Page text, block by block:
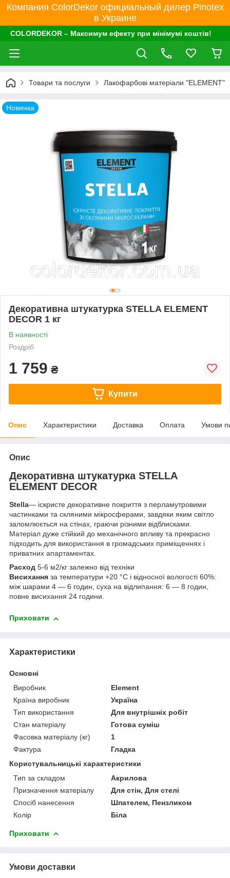
Компания ColorDekor официальный дилер Pinotex
в Украине
COLORDEKOR – Максимум ефекту при мінімумі коштів!
Товари та послуги Лакофарбові матеріали "ELEMENT"
Новинка
Декоративна штукатурка STELLA ELEMENT
DECOR 1 кг
В наявності
Роздріб
1 759 ₴
Купити
Опис Характеристики Доставка Оплата Умови
Опис
Декоративна штукатурка STELLA
ELEMENT DECOR
Stella— іскристе декоративне покриття з перламутровими
частинками та скляними мікросферами, завдяки яким світло
заломлюється на стінах, граючи різними відблисками.
Матеріал дуже стійкий до механічного впливу та прекрасно
підходить для використання в громадських приміщеннях і
приватних апартаментах.
Расход 5-6 м2/кг залежно від техніки
Висихання за температури +20 °C і відносної вологості 60%:
між шарами 4 — 6 годин, суха на відлипання: 6 — 8 годин,
повне висихання 24 години.
Приховати
Характеристики
Основні
Виробник
Element
Країна виробник
Україна
Тип використання
Для внутрішніх робіт
Стан матеріалу
Готова суміш
Фасовка матеріалу (кг)
1
Фактура
Гладка
Користувальницькі характеристики
Тип за складом
Акрилова
Призначення матеріалу
Для стін, Для стелі
Спосіб нанесення
Шпателем, Пензликом
Колір
Біла
Приховати
Умови доставки